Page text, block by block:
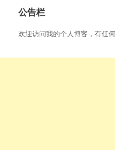
公告栏
欢迎访问我的个人博客，有任